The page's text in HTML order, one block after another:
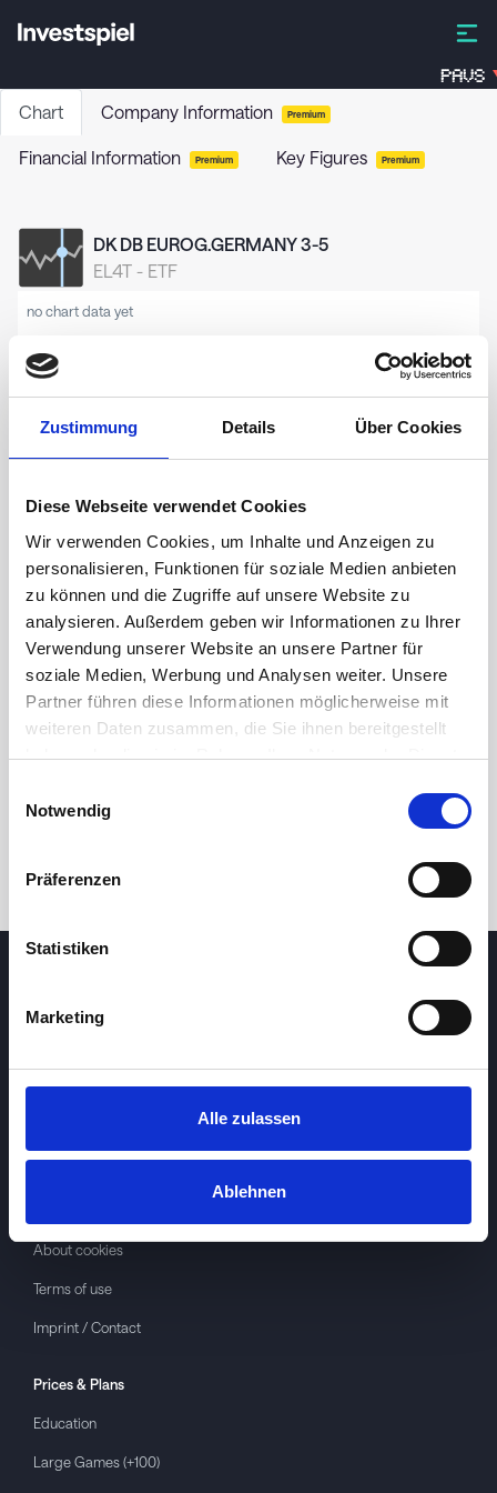
Zustimmung Details Über Cookies
Diese Webseite verwendet Cookies
Wir verwenden Cookies, um Inhalte und Anzeigen zu
personalisieren, Funktionen für soziale Medien anbieten
zu können und die Zugriffe auf unsere Website zu
analysieren. Außerdem geben wir Informationen zu Ihrer
Verwendung unserer Website an unsere Partner für
soziale Medien, Werbung und Analysen weiter. Unsere
Partner führen diese Informationen möglicherweise mit
weiteren Daten zusammen, die Sie ihnen bereitgestellt
haben oder die sie im Rahmen Ihrer Nutzung der Dienste
Notwendig
Präferenzen
Statistiken
Marketing
Alle zulassen
Ablehnen
PAVS
Chart Company Information Premium
Financial Information Premium Key Figures Premium
DK DB EUROG.GERMANY 3-5
EL4T - ETF
no chart data yet
1m 3m 5y
About cookies
Terms of use
Imprint / Contact
Prices & Plans
Education
Large Games (+100)